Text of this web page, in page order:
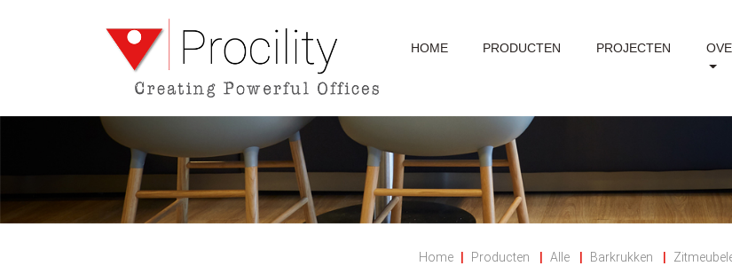
HOME PRODUCTEN PROJECTEN
Home Producten Alle Barkrukken